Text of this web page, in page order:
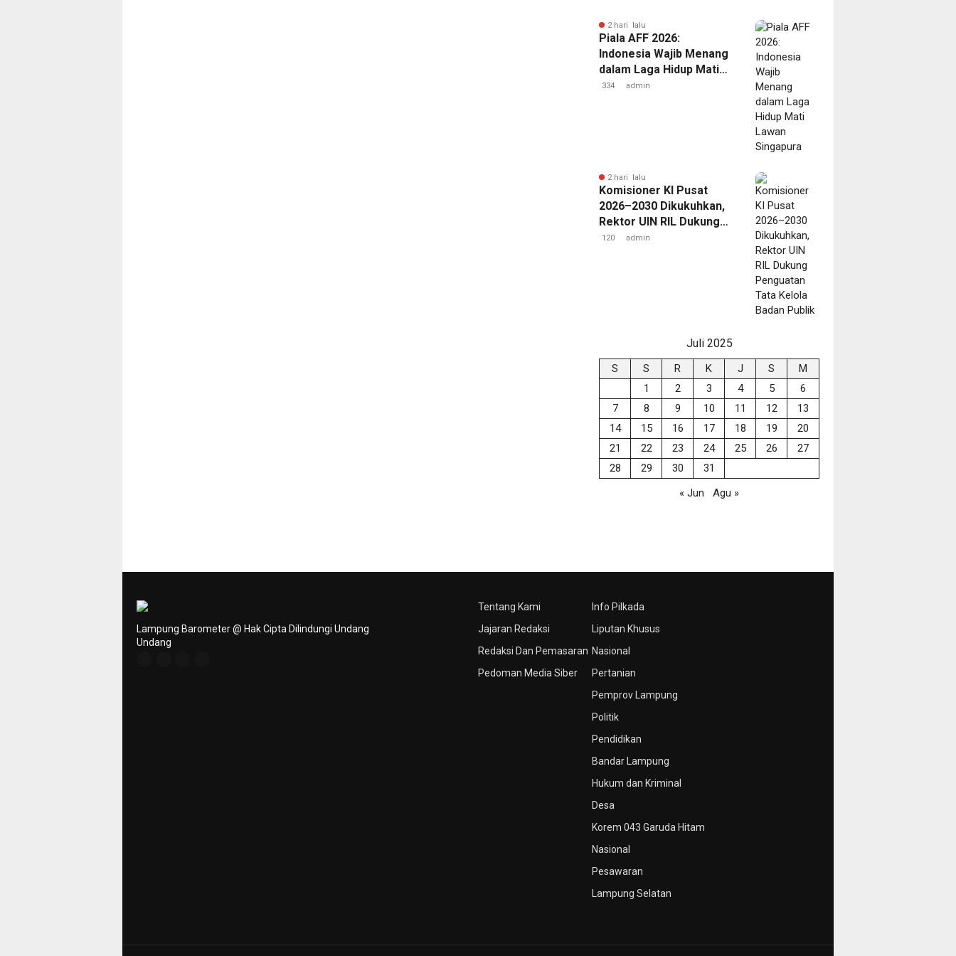
2 hari lalu
Piala AFF 2026:
Indonesia Wajib Menang
dalam Laga Hidup Mati
Lawan Singapura
334 admin
2 hari lalu
Komisioner KI Pusat
2026–2030 Dikukuhkan,
Rektor UIN RIL Dukung
Penguatan Tata Kelola
120 admin
Juli 2025
S S R K J S
M
1
2 3 4 5
6
7
8 9 10 11 12
13
14
15 16 17 18 19
20
21
22 23 24 25 26
27
28
29 30
31
« Jun
Agu »
Tentang Kami
Jajaran Redaksi
Redaksi Dan Pemasaran
Pedoman Media Siber
Info Pilkada
Liputan Khusus
Nasional
Pertanian
Pemprov Lampung
Politik
Pendidikan
Bandar Lampung
Hukum dan Kriminal
Desa
Korem 043 Garuda Hitam
Nasional
Pesawaran
Lampung Selatan
Lampung Barometer @ Hak Cipta Dilindungi Undang
Undang